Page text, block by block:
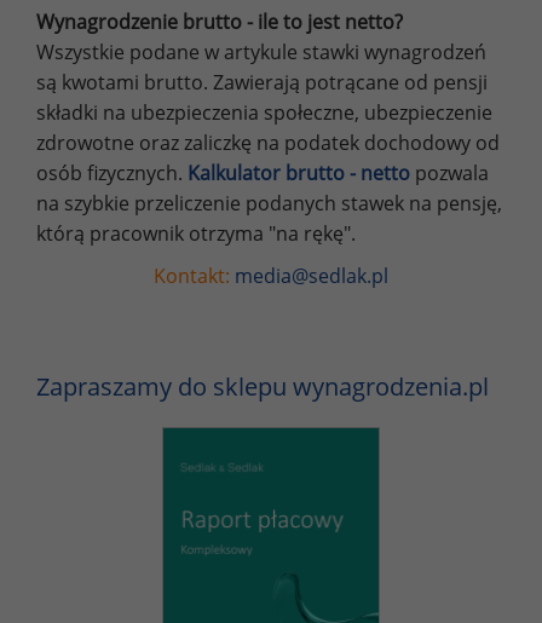
Wynagrodzenie brutto - ile to jest netto?
Wszystkie podane w artykule stawki wynagrodzeń
są kwotami brutto. Zawierają potrącane od pensji
składki na ubezpieczenia społeczne, ubezpieczenie
zdrowotne oraz zaliczkę na podatek dochodowy od
osób fizycznych. Kalkulator brutto - netto pozwala
na szybkie przeliczenie podanych stawek na pensję,
którą pracownik otrzyma "na rękę".
Kontakt: media@sedlak.pl
Zapraszamy do sklepu wynagrodzenia.pl